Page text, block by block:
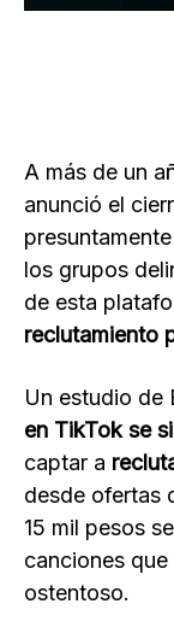
A más de un
anunció el
los grupos
de esta
reclutamiento
Un estudio de
en TikTok se
captar a
desde ofertas
15 mil pesos
canciones
ostentoso.